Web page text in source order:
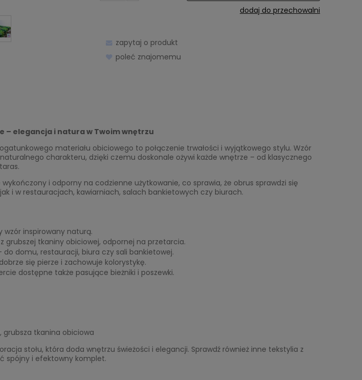
dodaj do przechowalni
zapytaj o produkt
poleć znajomemu
– elegancja i natura w Twoim wnętrzu
materiału obiciowego to połączenie trwałości i wyjątkowego stylu. Wzór
charakteru, dzięki czemu doskonale ożywi każde wnętrze – od klasycznego
i odporny na codzienne użytkowanie, co sprawia, że obrus sprawdzi się
i w restauracjach, kawiarniach, salach bankietowych czy biurach.
wzór inspirowany naturą.
grubszej tkaniny obiciowej, odpornej na przetarcia.
do domu, restauracji, biura czy sali bankietowej.
się pierze i zachowuje kolorystykę.
dostępne także pasujące bieżniki i poszewki.
grubsza tkanina obiciowa
stołu, która doda wnętrzu świeżości i elegancji. Sprawdź również inne tekstylia z
spójny i efektowny komplet.